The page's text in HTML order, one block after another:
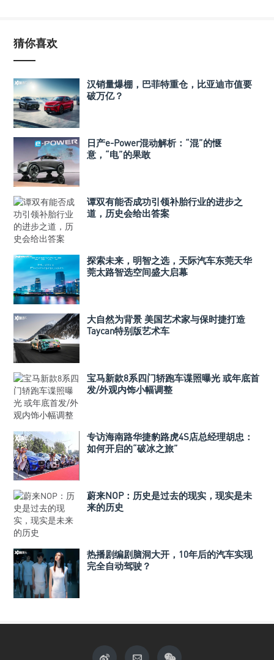
猜你喜欢
汉销量爆棚，巴菲特重仓，比亚迪市值要
破万亿？
日产e-Power混动解析：“混”的惬
意，“电”的果敢
谭双有能否成功引领补胎行业的进步之
道，历史会给出答案
探索未来，明智之选，天际汽车东莞天华
莞太路智选空间盛大启幕
大自然为背景 美国艺术家与保时捷打造
Taycan特别版艺术车
宝马新款8系四门轿跑车谍照曝光 或年底首
发/外观内饰小幅调整
专访海南路华捷豹路虎4S店总经理胡忠：
如何开启的“破冰之旅”
蔚来NOP：历史是过去的现实，现实是未
来的历史
热播剧编剧脑洞大开，10年后的汽车实现
完全自动驾驶？